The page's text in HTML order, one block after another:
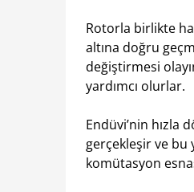
Rotorla birlikte
altına doğru
değiştirmesi
yardımcı olurlar.
Endüvi’nin hızla
gerçekleşir ve
komütasyon